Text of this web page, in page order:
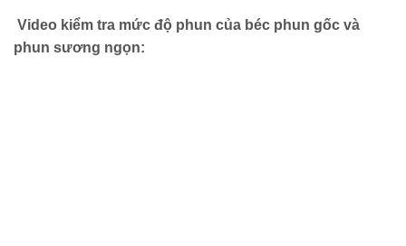
Video kiểm tra mức độ phun của béc phun gốc và
phun sương ngọn: